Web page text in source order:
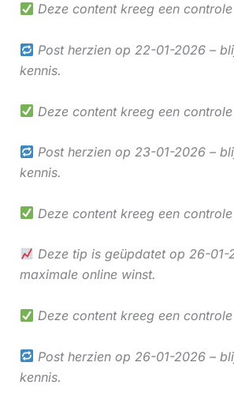
Deze content kreeg een
Post herzien op 22-01-2026 –
kennis.
Deze content kreeg een
Post herzien op 23-01-2026 –
kennis.
Deze content kreeg een
Deze tip is geüpdatet op 26-01-
maximale online winst.
Deze content kreeg een
Post herzien op 26-01-2026 –
kennis.